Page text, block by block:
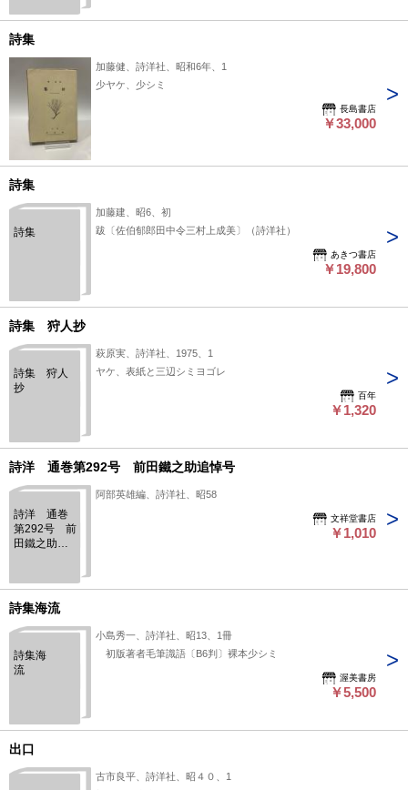
詩集
加藤健、詩洋社、昭和6年、1
少ヤケ、少シミ
長島書店
￥33,000
詩集
詩集
加藤建、昭6、初
跋〔佐伯郁郎田中令三村上成美〕（詩洋社）
あきつ書店
￥19,800
詩集 狩人抄
詩集 狩人
抄
萩原実、詩洋社、1975、1
ヤケ、表紙と三辺シミヨゴレ
百年
￥1,320
詩洋 通巻第292号 前田鐵之助追悼号
詩洋 通巻
第292号 前
田鐵之助追
阿部英雄編、詩洋社、昭58
文祥堂書店
￥1,010
詩集海流
詩集海
流
小島秀一、詩洋社、昭13、1冊
初版著者毛筆識語〔B6判〕裸本少シミ
渥美書房
￥5,500
出口
古市良平、詩洋社、昭４０、1